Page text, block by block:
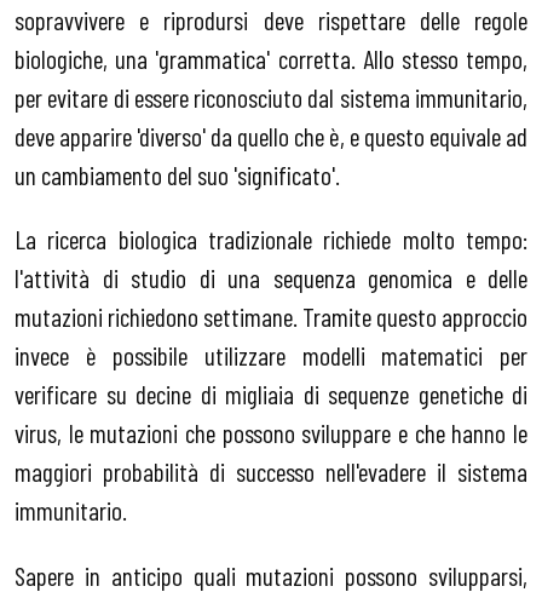
sopravvivere e riprodursi deve rispettare delle regole
biologiche, una 'grammatica' corretta. Allo stesso tempo,
per evitare di essere riconosciuto dal sistema immunitario,
deve apparire 'diverso' da quello che è, e questo equivale ad
un cambiamento del suo 'significato'.
La ricerca biologica tradizionale richiede molto tempo:
l'attività di studio di una sequenza genomica e delle
mutazioni richiedono settimane. Tramite questo approccio
invece è possibile utilizzare modelli matematici per
verificare su decine di migliaia di sequenze genetiche di
virus, le mutazioni che possono sviluppare e che hanno le
maggiori probabilità di successo nell'evadere il sistema
immunitario.
Sapere in anticipo quali mutazioni possono svilupparsi,